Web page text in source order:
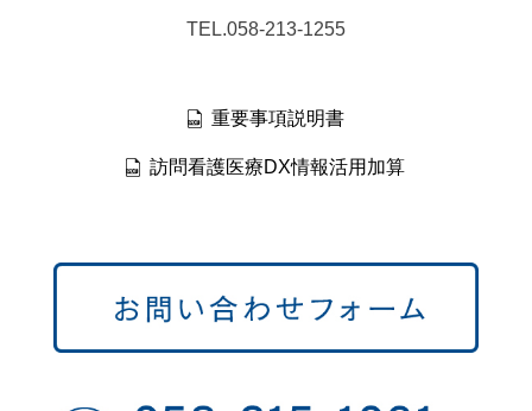
TEL.058-213-1255
重要事項説明書
訪問看護医療DX情報活用加算